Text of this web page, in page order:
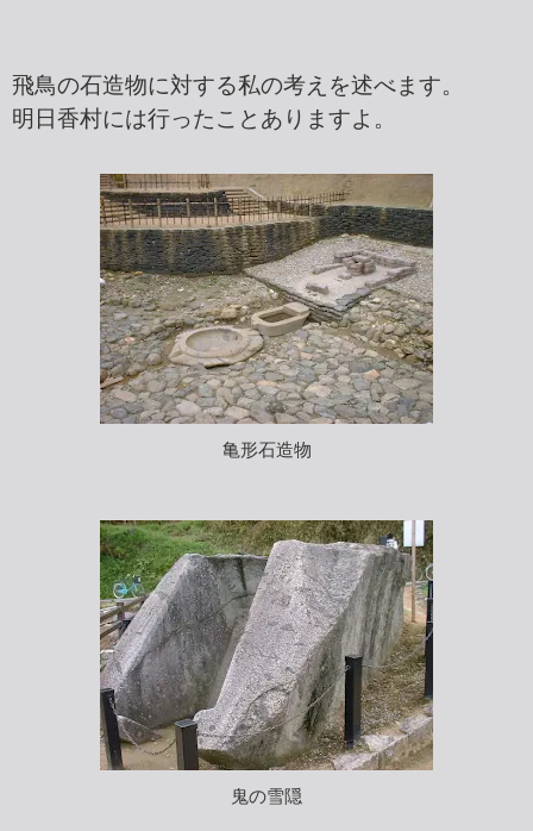
飛鳥の石造物に対する私の考えを述べます。
明日香村には行ったことありますよ。
亀形石造物
鬼の雪隠